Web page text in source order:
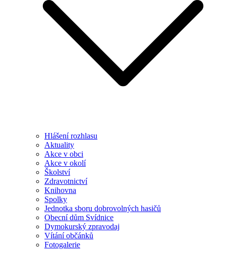
Hlášení rozhlasu
Aktuality
Akce v obci
Akce v okolí
Školství
Zdravotnictví
Knihovna
Spolky
Jednotka sboru dobrovolných hasičů
Obecní dům Svídnice
Dymokurský zpravodaj
Vítání občánků
Fotogalerie